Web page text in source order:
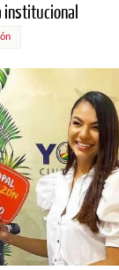
institucional